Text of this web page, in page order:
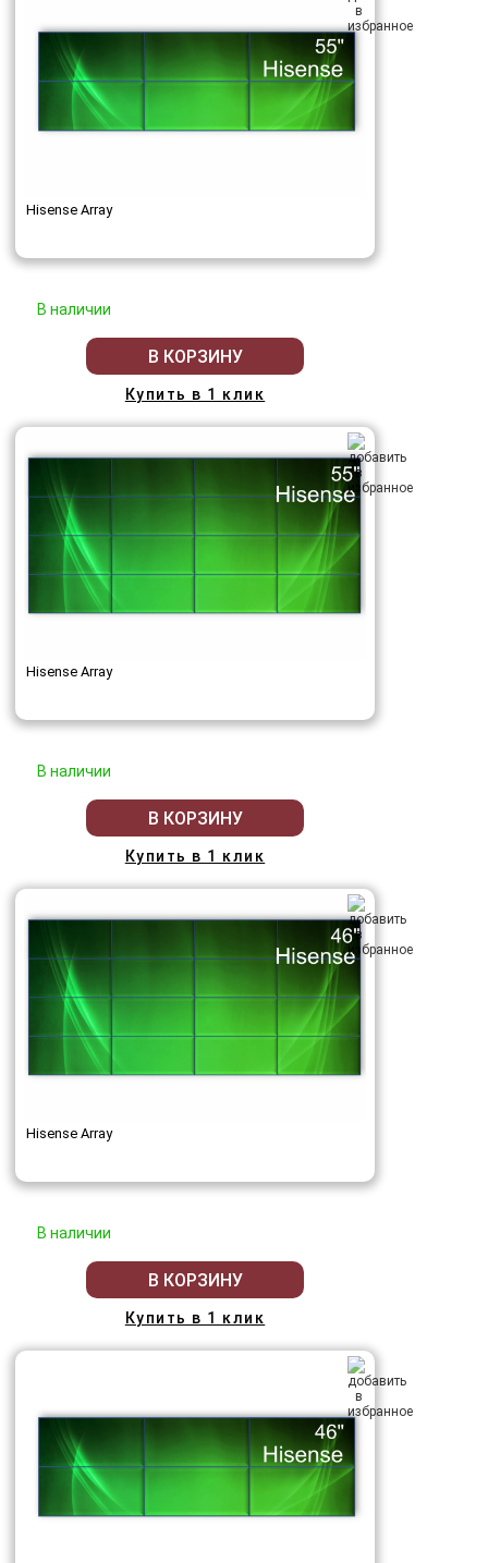
Hisense Array
В наличии
В КОРЗИНУ
Купить в 1 клик
Hisense Array
В наличии
В КОРЗИНУ
Купить в 1 клик
Hisense Array
В наличии
В КОРЗИНУ
Купить в 1 клик